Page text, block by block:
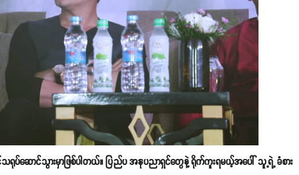
ရုပ်ဆောင်သွားမှာဖြစ်ပါတယ်။ ပြည်ပ အနုပညာရှင်တွေနဲ့ ရိုက်ကူးရမယ့်အပေါ် သူ့ရဲ့ ခံစား